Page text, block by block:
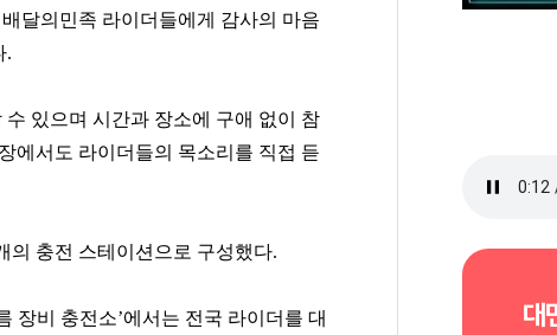
달의민족 라이더들에게 감사의 마음
.
있으며 시간과 장소에 구애 없이 참
에서도 라이더들의 목소리를 직접 듣
의 충전 스테이션으로 구성했다.
장비 충전소’에서는 전국 라이더를 대
대